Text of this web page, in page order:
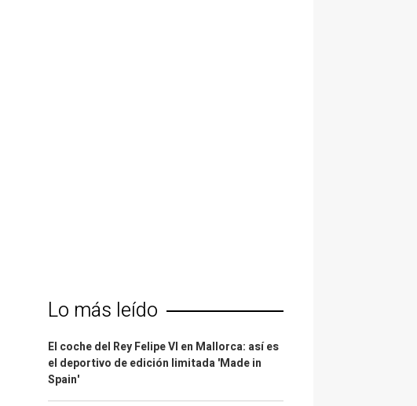
Lo más leído
El coche del Rey Felipe VI en Mallorca: así es
el deportivo de edición limitada 'Made in
Spain'